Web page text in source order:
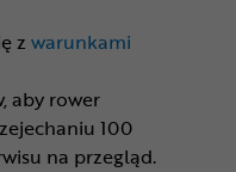
z warunkami
aby rower
100
na przegląd.